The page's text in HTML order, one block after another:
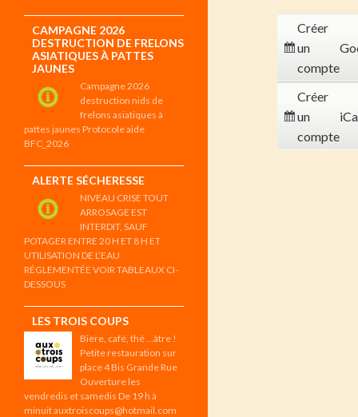
Créer
un
compte
Créer
un
compte
CAMPAGNE 2026
DESTRUCTION DE FRELONS
ASIATIQUES À PATTES
JAUNES
Campagne 2026
destruction nids de
frelons asiatiques à
pattes jaunes Protocole aide
BFC_2026
ALERTE SÉCHERESSE
NIVEAU CRISE TOUT
ARROSAGE EST
INTERDIT, SAUF
POTAGER ENTRE 20 H ET 8 H ET
UTILISATION DE L’EAU
RÉGLEMENTÉE VOIR TABLEAUX CI-
DESSOUS
LES TROIS COUPS
Bière, café, thé …âtre !
Petite restauration sur
place 4 Bis Grande Rue
Ouverture les
vendredis et samedis De 19 h à
minuit auxtroiscoups@hotmail.com